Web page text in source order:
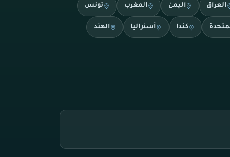
العراق اليمن المغرب تونس
كندا أستراليا الهند